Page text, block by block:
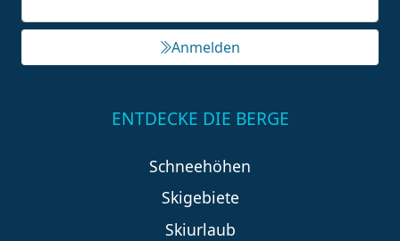
Anmelden
ENTDECKE DIE BERGE
Schneehöhen
Skigebiete
Skiurlaub